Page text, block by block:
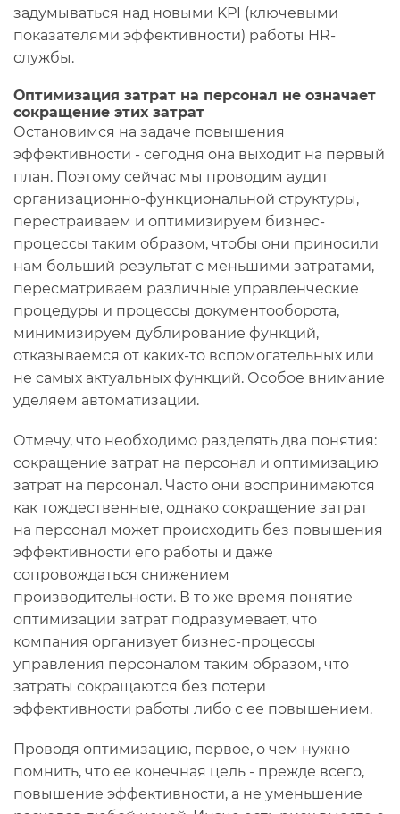
задумываться над новыми KPI (ключевыми
показателями эффективности) работы HR-
службы.
Оптимизация затрат на персонал не означает
сокращение этих затрат
Остановимся на задаче повышения
эффективности - сегодня она выходит на первый
план. Поэтому сейчас мы проводим аудит
организационно-функциональной структуры,
перестраиваем и оптимизируем бизнес-
процессы таким образом, чтобы они приносили
нам больший результат с меньшими затратами,
пересматриваем различные управленческие
процедуры и процессы документооборота,
минимизируем дублирование функций,
отказываемся от каких-то вспомогательных или
не самых актуальных функций. Особое внимание
уделяем автоматизации.
Отмечу, что необходимо разделять два понятия:
сокращение затрат на персонал и оптимизацию
затрат на персонал. Часто они воспринимаются
как тождественные, однако сокращение затрат
на персонал может происходить без повышения
эффективности его работы и даже
сопровождаться снижением
производительности. В то же время понятие
оптимизации затрат подразумевает, что
компания организует бизнес-процессы
управления персоналом таким образом, что
затраты сокращаются без потери
эффективности работы либо с ее повышением.
Проводя оптимизацию, первое, о чем нужно
помнить, что ее конечная цель - прежде всего,
повышение эффективности, а не уменьшение